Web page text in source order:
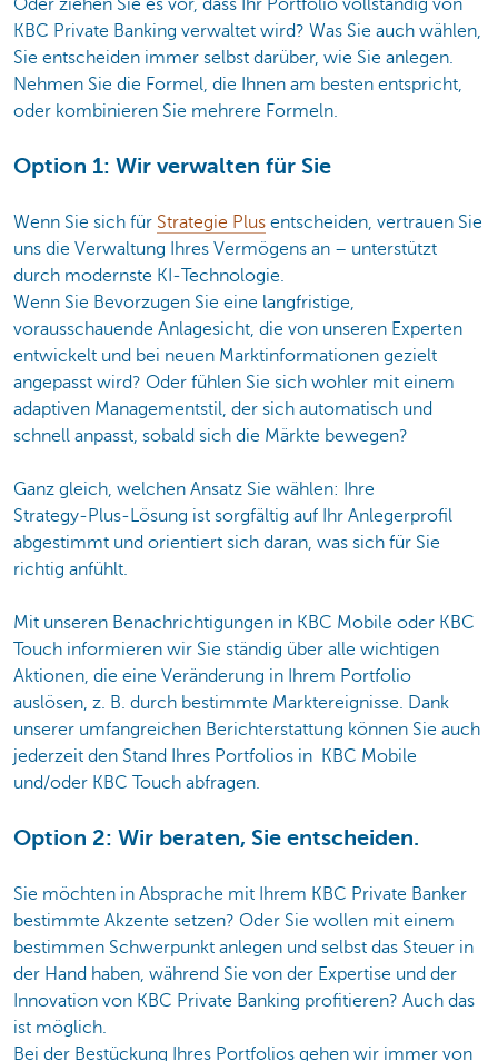
Oder ziehen Sie es vor, dass Ihr Portfolio vollständig von
KBC Private Banking verwaltet wird? Was Sie auch wählen,
Sie entscheiden immer selbst darüber, wie Sie anlegen.
Nehmen Sie die Formel, die Ihnen am besten entspricht,
oder kombinieren Sie mehrere Formeln.
Option 1: Wir verwalten für Sie
Wenn Sie sich für Strategie Plus entscheiden, vertrauen Sie
uns die Verwaltung Ihres Vermögens an – unterstützt
durch modernste KI‑Technologie.
Wenn Sie Bevorzugen Sie eine langfristige,
vorausschauende Anlagesicht, die von unseren Experten
entwickelt und bei neuen Marktinformationen gezielt
angepasst wird? Oder fühlen Sie sich wohler mit einem
adaptiven Managementstil, der sich automatisch und
schnell anpasst, sobald sich die Märkte bewegen?
Ganz gleich, welchen Ansatz Sie wählen: Ihre
Strategy‑Plus‑Lösung ist sorgfältig auf Ihr Anlegerprofil
abgestimmt und orientiert sich daran, was sich für Sie
richtig anfühlt.
Mit unseren Benachrichtigungen in KBC Mobile oder KBC
Touch informieren wir Sie ständig über alle wichtigen
Aktionen, die eine Veränderung in Ihrem Portfolio
auslösen, z. B. durch bestimmte Marktereignisse. Dank
unserer umfangreichen Berichterstattung können Sie auch
jederzeit den Stand Ihres Portfolios in KBC Mobile
und/oder KBC Touch abfragen.
Option 2: Wir beraten, Sie entscheiden.
Sie möchten in Absprache mit Ihrem KBC Private Banker
bestimmte Akzente setzen? Oder Sie wollen mit einem
bestimmen Schwerpunkt anlegen und selbst das Steuer in
der Hand haben, während Sie von der Expertise und der
Innovation von KBC Private Banking profitieren? Auch das
ist möglich.
Bei der Bestückung Ihres Portfolios gehen wir immer von